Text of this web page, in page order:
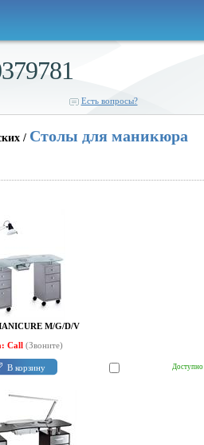
Есть вопросы?
/ Столы для маникюра
M/G/D/V
Call (Звоните)
В корзину Доступно